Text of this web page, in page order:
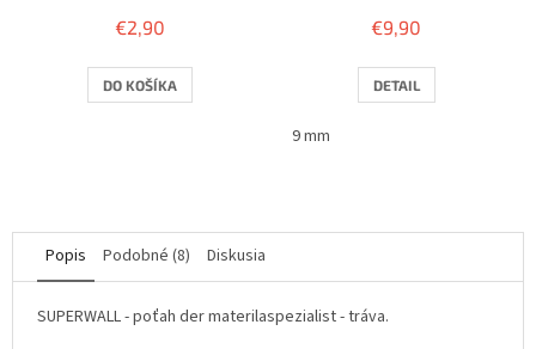
€2,90
DO KOŠÍKA
€9,90
DETAIL
9 mm
Popis Podobné (8) Diskusia
SUPERWALL - poťah der materilaspezialist - tráva.